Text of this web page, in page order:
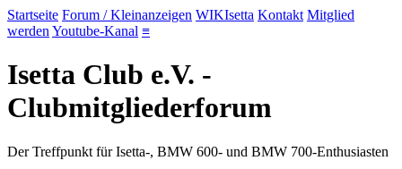
Startseite Forum / Kleinanzeigen WIKIsetta Kontakt Mitglied
werden Youtube-Kanal ≡
Isetta Club e.V. -
Clubmitgliederforum
Der Treffpunkt für Isetta-, BMW 600- und BMW 700-Enthusiasten